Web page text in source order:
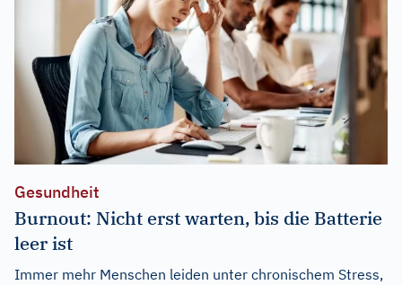
Gesundheit
Burnout: Nicht erst warten, bis die Batterie
leer ist
Immer mehr Menschen leiden unter chronischem Stress,